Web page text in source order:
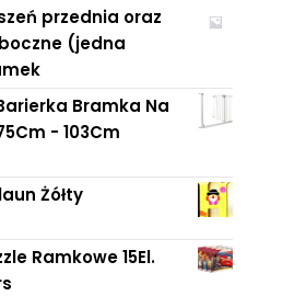
przednia oraz
(jedna
Bramka Na
- 103Cm
Żółty
Ramkowe 15El.